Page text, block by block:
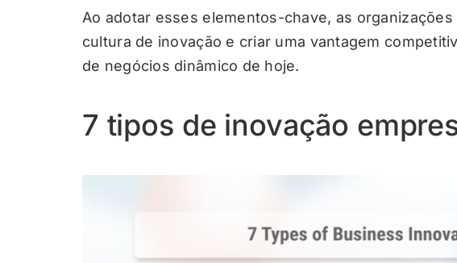
Ao adotar esses elementos-chave, as
cultura de inovação e criar uma vantagem
de negócios dinâmico de hoje.
7 tipos de inovação